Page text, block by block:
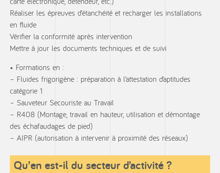
Réaliser les épreuves d’étanchéité et recharger les installations
en fluide
Vérifier la conformité après intervention
Mettre à jour les documents techniques et de suivi
Formations en :
– Fluides frigorigène : préparation à l’attestation d’aptitudes
catégorie 1
– Sauveteur Secouriste au Travail
– R408 (Montage, travail en hauteur, utilisation et démontage
des échafaudages de pied)
– AIPR (autorisation à intervenir à proximité des réseaux)
Qu’en est-il du secteur d’activité ?